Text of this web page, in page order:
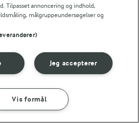
chokoladebunden og stil den
hvide fromage har sat sig inden
hældes over.
DU INGREDIENSER
Tilpasset annoncering og indhold,
målgruppeundersøgelser og
Jeg accepterer
Vis formål